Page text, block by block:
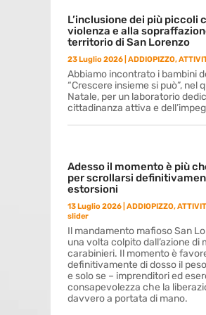
L’inclusione dei più piccoli
violenza e alla
territorio di San Lorenzo
23 Luglio 2026 ADDIOPIZZO,
Abbiamo incontrato i bambini
“Crescere insieme si può”, nel
Natale, per un laboratorio
cittadinanza attiva e
Adesso il momento è più
per scrollarsi
estorsioni
13 Luglio 2026 ADDIOPIZZO,
slider
Il mandamento mafioso San
una volta colpito dall’azione di
carabinieri. Il momento è
definitivamente di dosso il
e solo se – imprenditori ed
consapevolezza che la
davvero a portata di mano.